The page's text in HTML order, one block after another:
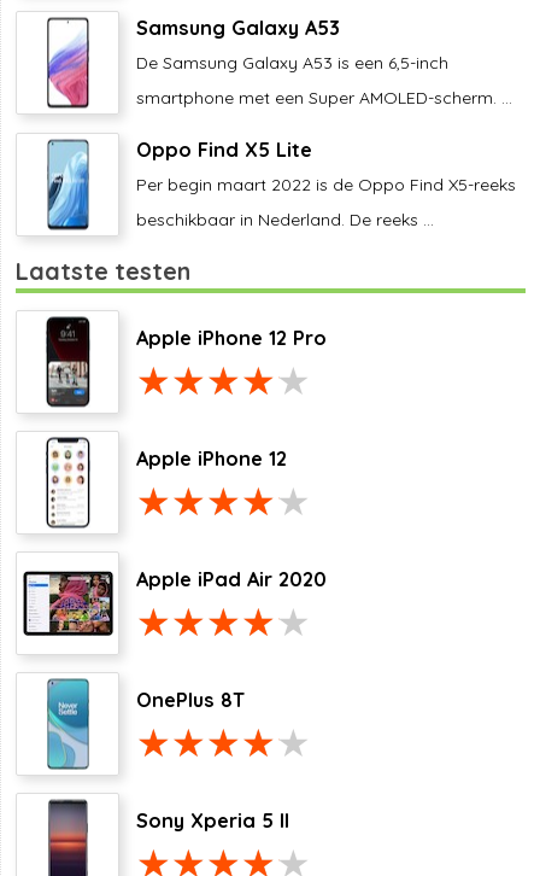
Samsung Galaxy A53
De Samsung Galaxy A53 is een 6,5-inch
smartphone met een Super AMOLED-scherm. ...
Oppo Find X5 Lite
Per begin maart 2022 is de Oppo Find X5-reeks
beschikbaar in Nederland. De reeks ...
Laatste testen
Apple iPhone 12 Pro
Apple iPhone 12
Apple iPad Air 2020
OnePlus 8T
Sony Xperia 5 II